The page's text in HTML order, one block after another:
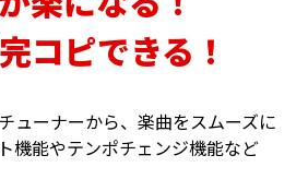
PHASER
コピできる！
ューナーから、楽曲をスムーズに
機能やテンポチェンジ機能など